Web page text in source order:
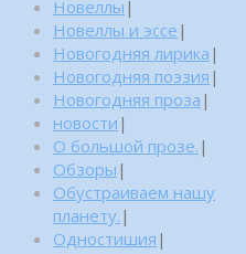
Новеллы |
Новеллы и эссе |
Новогодняя лирика |
Новогодняя поэзия |
Новогодняя проза |
новости |
О большой прозе. |
Обзоры |
Обустраиваем нашу
планету. |
Одностишия |